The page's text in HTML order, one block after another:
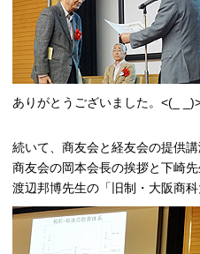
ありがとうございました。<(_
続いて、商友会と経友会の提供
商友会の岡本会長の挨拶と下崎
渡辺邦博先生の「旧制・大阪商科